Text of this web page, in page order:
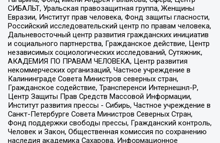
СИБАЛЬТ, Уральская правозащитная группа, Женщины
Евразии, Институт прав человека, Фонд защиты гласности,
Российский исследовательский центр по правам человека,
Дальневосточный центр развития гражданских инициатив
и социального партнерства, Гражданское действие, Центр
независимых социологических исследований, Сутяжник,
АКАДЕМИЯ ПО ПРАВАМ ЧЕЛОВЕКА, Центр развития
некоммерческих организаций, Частное учреждение в
Калининграде Совета Министров северных стран,
Гражданское содействие, Трансперенси Интернешнл-Р,
Центр Защиты Прав Средств Массовой Информации,
Институт развития прессы - Сибирь, Частное учреждение в
Санкт-Петербурге Совета Министров Северных Стран,
Фонд поддержки свободы прессы, Гражданский контроль,
Человек и Закон, Общественная комиссия по сохранению
наследия академика Сахарова, Информационное